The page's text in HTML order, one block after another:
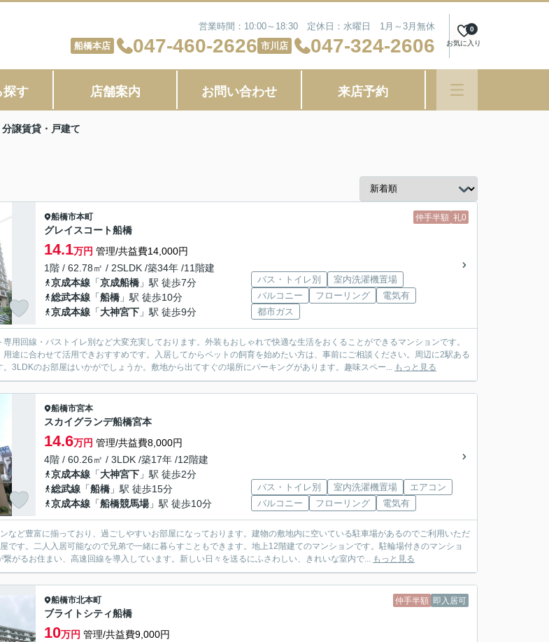
営業時間：10:00～18:30 定休日：水曜日 1月～3月無休
船橋本店
047-460-2626 市川店 047-324-2606 お気に入り
0
探す 店舗案内 お問い合わせ 来店予約
分譲賃貸・戸建て
仲手半額 礼0
船橋市本町
グレイスコート船橋
14.1万円 管理/共益費14,000円
1階 / 62.78㎡ / 2SLDK /築34年 /11階建
京成本線 「京成船橋 」駅 徒歩7分
総武本線 「船橋 」駅 徒歩10分
京成本線 「大神宮下 」駅 徒歩9分
バス・トイレ別
室内洗濯機置場
バルコニー
フローリング
電気有
都市ガス
用回線・バストイレ別など大変充実しております。外装もおしゃれで快適な生活をおくることができるマンションです。
途に合わせて活用できおすすめです。入居してからペットの飼育を始めたい方は、事前にご相談ください。周辺に2駅ある
3LDKのお部屋はいかがでしょうか。敷地から出てすぐの場所にパーキングがあります。趣味スペー... もっと見る
船橋市宮本
スカイグランデ船橋宮本
14.6万円 管理/共益費8,000円
4階 / 60.26㎡ / 3LDK /築17年 /12階建
京成本線 「大神宮下 」駅 徒歩2分
総武線 「船橋 」駅 徒歩15分
京成本線 「船橋競馬場」駅 徒歩10分
バス・トイレ別 室内洗濯機置場
エアコン
バルコニー
フローリング 電気有
など豊富に揃っており、過ごしやすいお部屋になっております。建物の敷地内に空いている駐車場があるのでご利用いただ
です。二人入居可能なので兄弟で一緒に暮らすこともできます。地上12階建てのマンションです。駐輪場付きのマンショ
繋がるお住まい、高速回線を導入しています。新しい日々を送るにふさわしい、きれいな室内で... もっと見る
仲手半額 即入居可
船橋市北本町
ブライトシティ船橋
10万円 管理/共益費9,000円